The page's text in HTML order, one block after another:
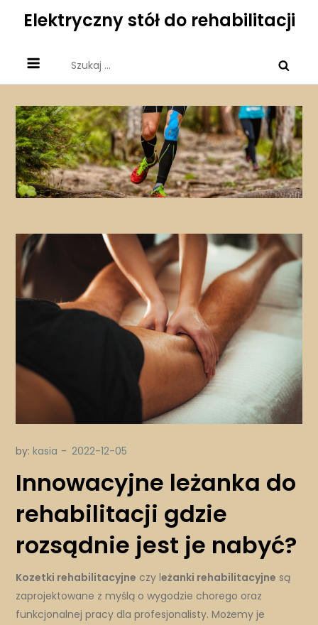
Elektryczny stół do rehabilitacji
by:kasia
Innowacyjne leżanka do
rehabilitacji gdzie
rozsądnie jest je nabyć?
Kozetki rehabilitacyjne czy leżanki rehabilitacyjne są
zaprojektowane z myślą o wygodzie chorego oraz
funkcjonalnej pracy dla profesjonalisty. Możemy je